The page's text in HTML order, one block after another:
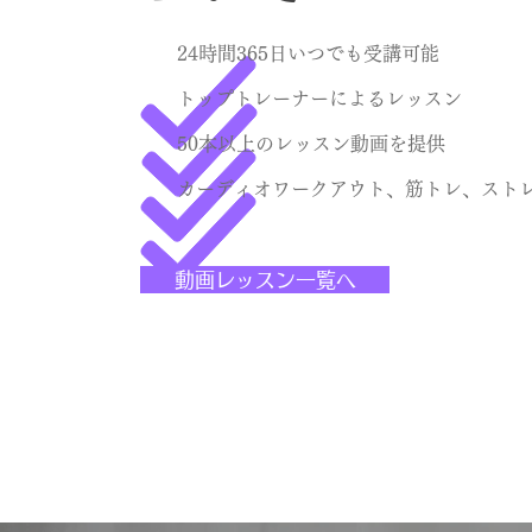
24時間365日いつでも受講可能
トップトレーナーによるレッスン
50本以上のレッスン動画を提供
カーディオワークアウト、筋トレ、スト
動画レッスン一覧へ